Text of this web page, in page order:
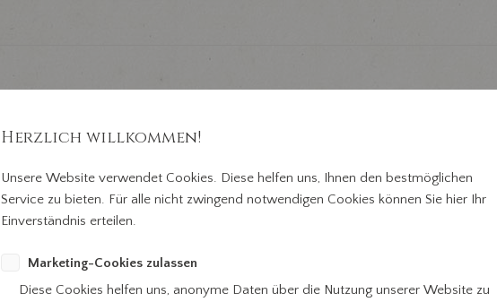
Herzlich willkommen!
Unsere Website verwendet Cookies. Diese helfen uns, Ihnen den bestmöglichen
Service zu bieten. Für alle nicht zwingend notwendigen Cookies können Sie hier Ihr
Einverständnis erteilen.
Marketing-Cookies zulassen
Diese Cookies helfen uns, anonyme Daten über die Nutzung unserer Website zu